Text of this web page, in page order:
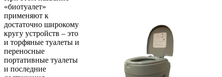
«биотуалет»
применяют к
достаточно широкому
кругу устройств – это
и торфяные туалеты и
переносные
портативные туалеты
и последние